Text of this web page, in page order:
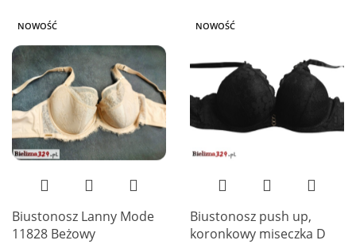
NOWOŚĆ
Biustonosz Lanny Mode
11828 Beżowy
NOWOŚĆ
Biustonosz push up,
koronkowy miseczka D